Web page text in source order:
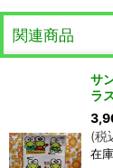
関連商品
サ
ラ
(税
在